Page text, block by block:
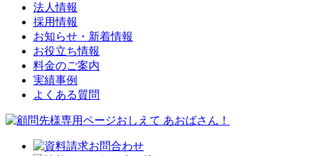
法人情報
採用情報
お知らせ・新着情報
お役立ち情報
料金のご案内
実績事例
よくある質問